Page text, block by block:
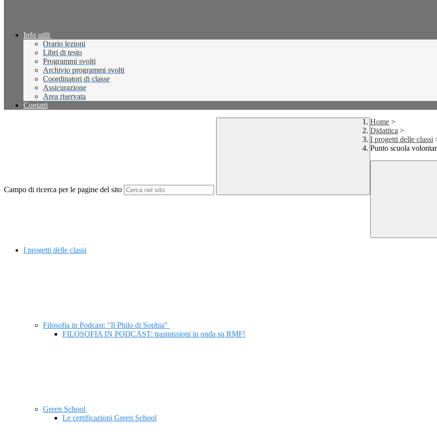
Info utili
Orario lezioni
Libri di testo
Programmi svolti
Archivio programmi svolti
Coordinatori di classe
Assicurazione
Area riservata
Contatti
Campo di ricerca per le pagine del sito
Home >
Didattica >
I progetti delle classi
Punto scuola
I progetti delle classi
Filosofia in Podcast: "Il Philo di Sophia"
FILOSOFIA IN PODCAST: trasmissioni in onda su RMF!
Green School
Le certificazioni Green School